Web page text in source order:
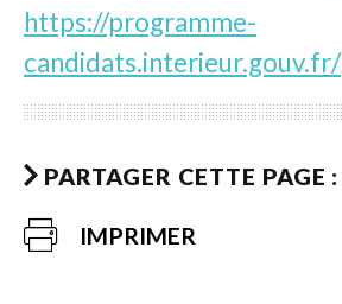
https://programme-
candidats.interieur.gouv.fr/
PARTAGER CETTE PAGE :
IMPRIMER